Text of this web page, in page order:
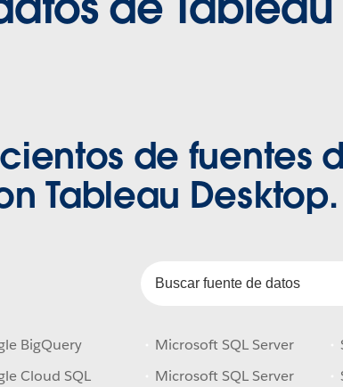
de fuentes
Tableau Desktop.
BigQuery
Cloud SQL
Microsoft SQL Server
Microsoft SQL Server